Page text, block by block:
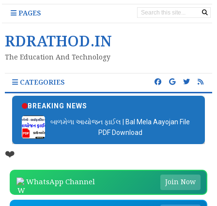
PAGES
RDRATHOD.IN
The Education And Technology
CATEGORIES
BREAKING NEWS
બાળમેળા આયોજન ફાઈલ | Bal Mela Aayojan File
PDF Download
❤️
WhatsApp Channel Join Now